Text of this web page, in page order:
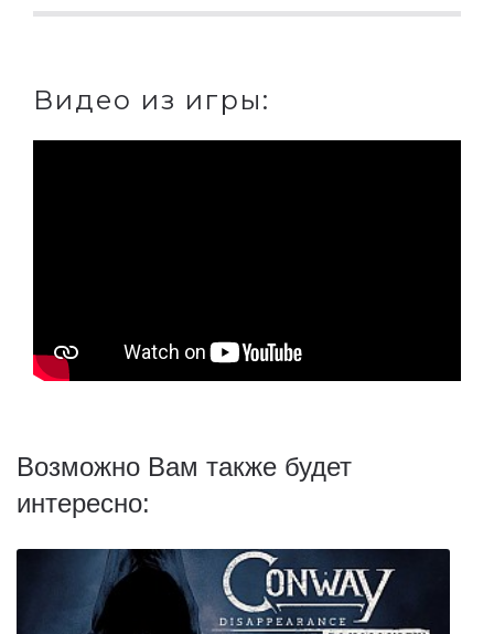
Видео из игры:
Возможно Вам также будет
интересно: